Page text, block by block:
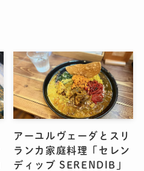
アーユルヴェーダとスリ
ランカ家庭料理「セレン
ディッブ SERENDIB」